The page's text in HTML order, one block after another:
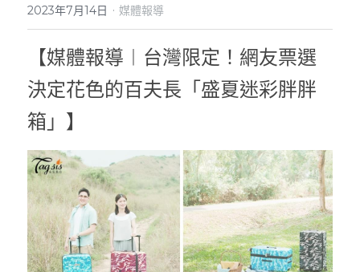
聯繫我們
SHOP NOW
2023年7月14日 · 媒體報導
【媒體報導︱台灣限定！網友票選
決定花色的百夫長「盛夏迷彩胖胖
箱」】